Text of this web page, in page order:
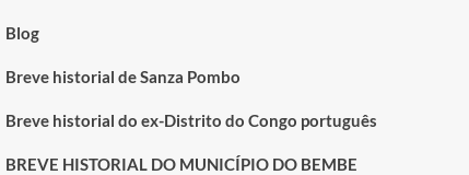
Blog
Breve historial de Sanza Pombo
Breve historial do ex-Distrito do Congo português
BREVE HISTORIAL DO MUNICÍPIO DO BEMBE